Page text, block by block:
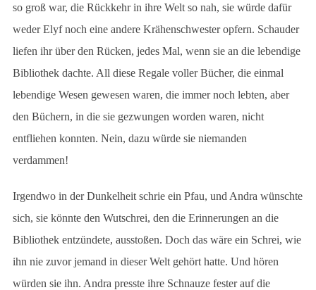
so groß war, die Rückkehr in ihre Welt so nah, sie würde dafür
weder Elyf noch eine andere Krähenschwester opfern. Schauder
liefen ihr über den Rücken, jedes Mal, wenn sie an die lebendige
Bibliothek dachte. All diese Regale voller Bücher, die einmal
lebendige Wesen gewesen waren, die immer noch lebten, aber
den Büchern, in die sie gezwungen worden waren, nicht
entfliehen konnten. Nein, dazu würde sie niemanden
verdammen!
Irgendwo in der Dunkelheit schrie ein Pfau, und Andra wünschte
sich, sie könnte den Wutschrei, den die Erinnerungen an die
Bibliothek entzündete, ausstoßen. Doch das wäre ein Schrei, wie
ihn nie zuvor jemand in dieser Welt gehört hatte. Und hören
würden sie ihn. Andra presste ihre Schnauze fester auf die